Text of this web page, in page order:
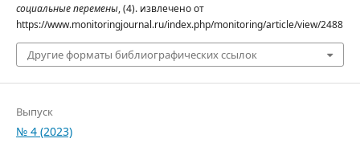
социальные перемены, (4). извлечено от
https://www.monitoringjournal.ru/index.php/monitoring/article/view/2488
Другие форматы библиографических ссылок
Выпуск
№ 4 (2023)